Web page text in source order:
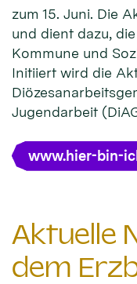
zum 15. Juni. Die
und dient dazu,
Kommune und
Initiiert wird die
Jugendarbeit
www.hier-bin-
Aktuelle
dem